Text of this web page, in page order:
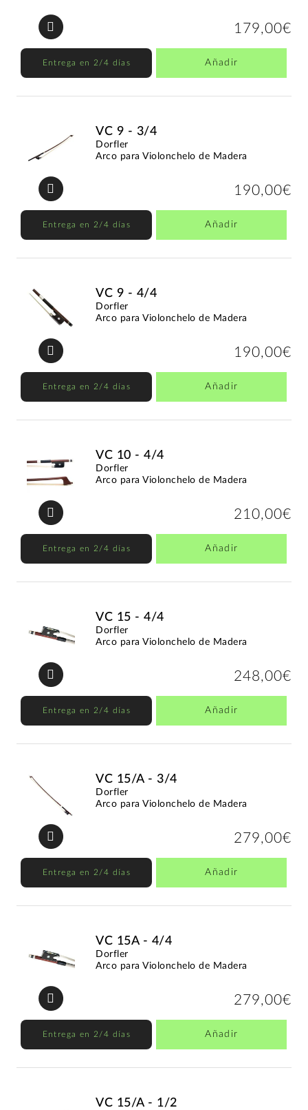
179,00€
Entrega en 2/4 días Añadir
VC 9 - 3/4
Dorfler
Arco para Violonchelo de Madera
190,00€
Entrega en 2/4 días Añadir
VC 9 - 4/4
Dorfler
Arco para Violonchelo de Madera
190,00€
Entrega en 2/4 días Añadir
VC 10 - 4/4
Dorfler
Arco para Violonchelo de Madera
210,00€
Entrega en 2/4 días Añadir
VC 15 - 4/4
Dorfler
Arco para Violonchelo de Madera
248,00€
Entrega en 2/4 días Añadir
VC 15/A - 3/4
Dorfler
Arco para Violonchelo de Madera
279,00€
Entrega en 2/4 días Añadir
VC 15A - 4/4
Dorfler
Arco para Violonchelo de Madera
279,00€
Entrega en 2/4 días Añadir
VC 15/A - 1/2